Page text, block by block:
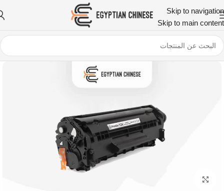
Skip to navigation
Skip to main content